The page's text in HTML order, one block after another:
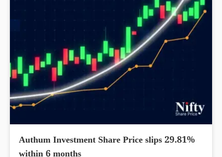
Authum Investment Share Price slips 29.81%